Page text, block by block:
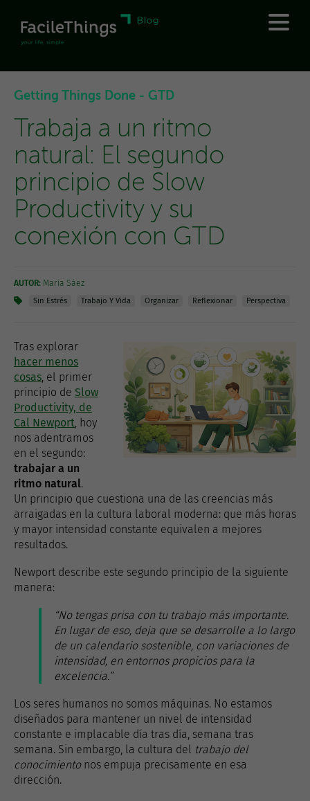
Getting Things Done - GTD
Trabaja a un ritmo
natural: El segundo
principio de Slow
Productivity y su
conexión con GTD
AUTOR: María Sáez
Sin Estrés Trabajo Y Vida Organizar Reflexionar Perspectiva
Tras explorar
hacer menos
cosas, el primer
principio de Slow
Productivity, de
Cal Newport, hoy
nos adentramos
en el segundo:
trabajar a un
ritmo natural.
Un principio que cuestiona una de las creencias más
arraigadas en la cultura laboral moderna: que más horas
y mayor intensidad constante equivalen a mejores
resultados.
Newport describe este segundo principio de la siguiente
manera:
“No tengas prisa con tu trabajo más importante.
En lugar de eso, deja que se desarrolle a lo largo
de un calendario sostenible, con variaciones de
intensidad, en entornos propicios para la
excelencia.”
Los seres humanos no somos máquinas. No estamos
diseñados para mantener un nivel de intensidad
constante e implacable día tras día, semana tras
semana. Sin embargo, la cultura del trabajo del
conocimientonos empuja precisamente en esa
dirección.